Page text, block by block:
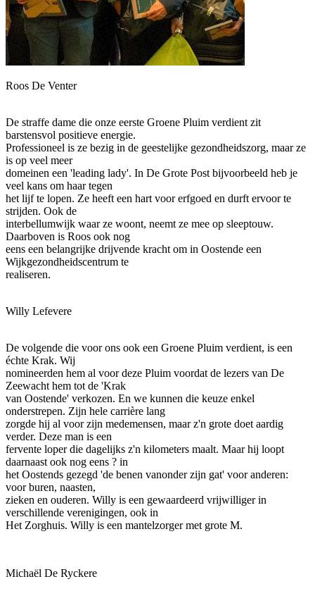
Roos De Venter
De straffe dame die onze eerste Groene Pluim verdient zit
barstensvol positieve energie.
Professioneel is ze bezig in de geestelijke gezondheidszorg, maar ze
is op veel meer
domeinen een 'leading lady'. In De Grote Post bijvoorbeeld heb je
veel kans om haar tegen
het lijf te lopen. Ze heeft een hart voor erfgoed en durft ervoor te
strijden. Ook de
interbellumwijk waar ze woont, neemt ze mee op sleeptouw.
Daarboven is Roos ook nog
eens een belangrijke drijvende kracht om in Oostende een
Wijkgezondheidscentrum te
realiseren.
Willy Lefevere
De volgende die voor ons ook een Groene Pluim verdient, is een
échte Krak. Wij
nomineerden hem al voor deze Pluim voordat de lezers van De
Zeewacht hem tot de 'Krak
van Oostende' verkozen. En we kunnen die keuze enkel
onderstrepen. Zijn hele carrière lang
zorgde hij al voor zijn medemensen, maar z'n grote doet aardig
verder. Deze man is een
fervente loper die dagelijks z'n kilometers maalt. Maar hij loopt
daarnaast ook nog eens ? in
het Oostends gezegd 'de benen vanonder zijn gat' voor anderen:
voor buren, naasten,
zieken en ouderen. Willy is een gewaardeerd vrijwilliger in
verschillende verenigingen, ook in
Het Zorghuis. Willy is een mantelzorger met grote M.
Michaël De Ryckere